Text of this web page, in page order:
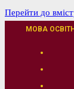
Перейти до
МОВА